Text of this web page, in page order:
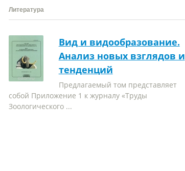
Литература
Вид и видообразование.
Анализ новых взглядов и
тенденций
Предлагаемый том представляет
собой Приложение 1 к журналу «Труды
Зоологического ...